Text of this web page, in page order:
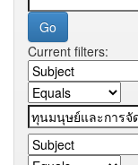
Current filters: